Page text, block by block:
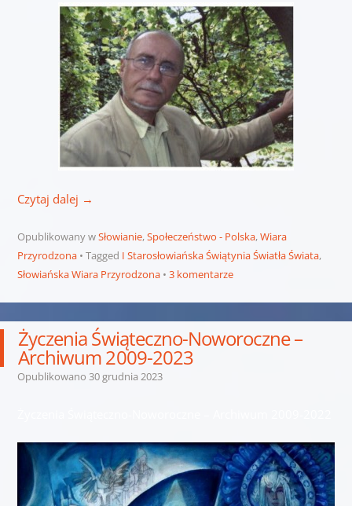
Czytaj dalej →
Opublikowany wSłowianie,Społeczeństwo - Polska,Wiara
Przyrodzona
Tagged I Starosłowiańska Świątynia Światła Świata,
Słowiańska Wiara Przyrodzona
3 komentarze
Życzenia Świąteczno-Noworoczne –
Archiwum 2009-2023
Opublikowano 30 grudnia 2023